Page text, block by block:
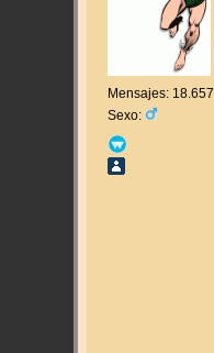
Mensajes: 18.657
Sexo: